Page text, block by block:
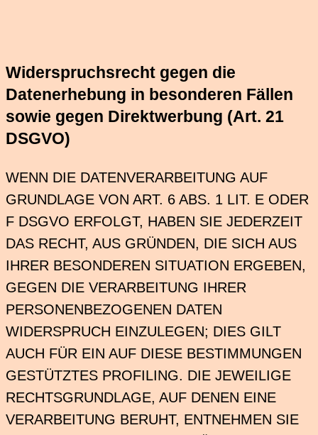
Widerspruchsrecht gegen die
Datenerhebung in besonderen Fällen
sowie gegen Direktwerbung (Art. 21
DSGVO)
WENN DIE DATENVERARBEITUNG AUF
GRUNDLAGE VON ART. 6 ABS. 1 LIT. E ODER
F DSGVO ERFOLGT, HABEN SIE JEDERZEIT
DAS RECHT, AUS GRÜNDEN, DIE SICH AUS
IHRER BESONDEREN SITUATION ERGEBEN,
GEGEN DIE VERARBEITUNG IHRER
PERSONENBEZOGENEN DATEN
WIDERSPRUCH EINZULEGEN; DIES GILT
AUCH FÜR EIN AUF DIESE BESTIMMUNGEN
GESTÜTZTES PROFILING. DIE JEWEILIGE
RECHTSGRUNDLAGE, AUF DENEN EINE
VERARBEITUNG BERUHT, ENTNEHMEN SIE